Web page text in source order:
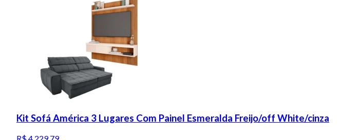
Kit Sofá América 3 Lugares Com Painel Esmeralda Freijo/off White/cinza